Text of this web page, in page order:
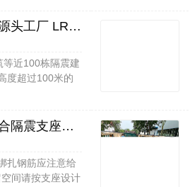
橡胶抗震支座定制生产厂家 建筑叠层隔震支座源头工厂 LRB1300隔震支座
等近100栋隔震建
度超过100米的
建筑铅芯橡胶减隔震支座生产厂家 建筑橡胶组合隔震支座厂家 建筑钢连廊抗震支座厂家
扎钢筋应注意给
间请按支座设计